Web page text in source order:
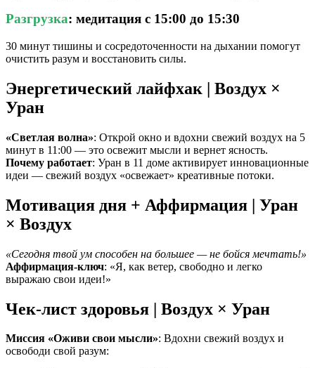
Разгрузка: медитация с 15:00 до 15:30
30 минут тишины и сосредоточенности на дыхании помогут
очистить разум и восстановить силы.
Энергетический лайфхак | Воздух ×
Уран
«Светлая волна»: Открой окно и вдохни свежий воздух на 5
минут в 11:00 — это освежит мысли и вернет ясность.
Почему работает: Уран в 11 доме активирует инновационные
идеи — свежий воздух «освежает» креативные потоки.
Мотивация дня + Аффирмация | Уран
× Воздух
«Сегодня твой ум способен на большее — не бойся мечтать!»
Аффирмация-ключ: «Я, как ветер, свободно и легко
выражаю свои идеи!»
Чек-лист здоровья | Воздух × Уран
Миссия «Оживи свои мысли»: Вдохни свежий воздух и
освободи свой разум: